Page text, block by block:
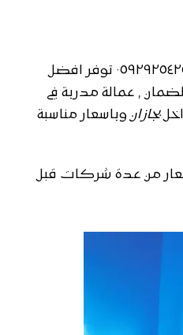
شركه عزل خزانات المياه٠٥٩٢٩٢٥٤٢٥ توفر افضل
, عمالة مدربة في
بجازانوباسعار مناسبة
من عدة شركات قبل